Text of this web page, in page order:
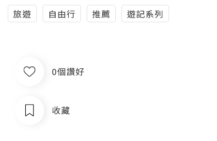
旅遊 自由行 推薦 遊記系列
0個讚好
收藏